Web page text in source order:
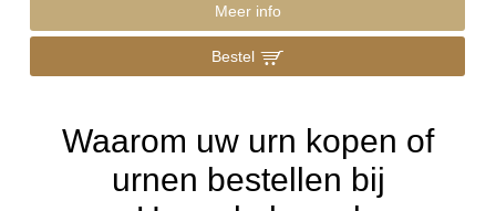
Meer info
Bestel
Waarom uw urn kopen of
urnen bestellen bij